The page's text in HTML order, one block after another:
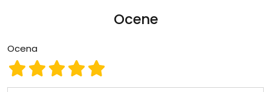
Ocene
Ocena
Ocena 5
Ocena 4
Ocena 3
Ocena 2
Ocena 1